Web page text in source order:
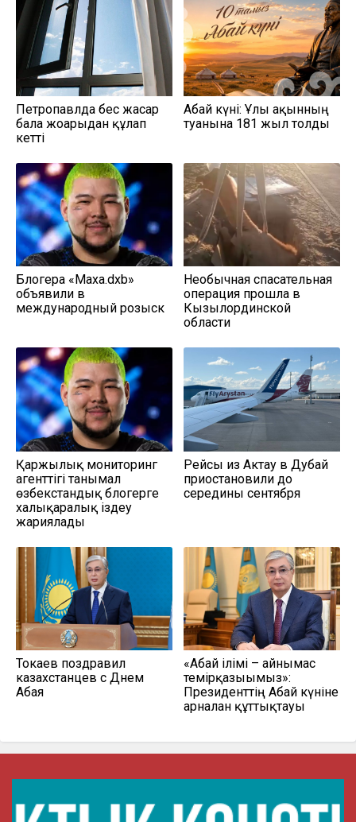
Петропавлда бес жасар
бала жоғарыдан құлап
кетті
Абай күні: Ұлы ақынның
туғанына 181 жыл толды
Блогера «Маха.dxb»
объявили в
международный розыск
Необычная спасательная
операция прошла в
Кызылординской
области
Қаржылық мониторинг
агенттігі танымал
өзбекстандық блогерге
халықаралық іздеу
жариялады
Рейсы из Актау в Дубай
приостановили до
середины сентября
Токаев поздравил
казахстанцев с Днем
Абая
«Абай ілімі – айнымас
темірқазығымыз»:
Президенттің Абай күніне
арналған құттықтауы